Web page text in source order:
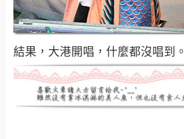
結果，大港開唱，什麼都沒唱到。